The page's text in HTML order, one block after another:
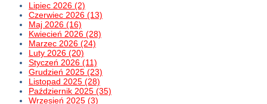
Lipiec 2026 (2)
Czerwiec 2026 (13)
Maj 2026 (16)
Kwiecień 2026 (28)
Marzec 2026 (24)
Luty 2026 (20)
Styczeń 2026 (11)
Grudzień 2025 (23)
Listopad 2025 (28)
Październik 2025 (35)
Wrzesień 2025 (3)